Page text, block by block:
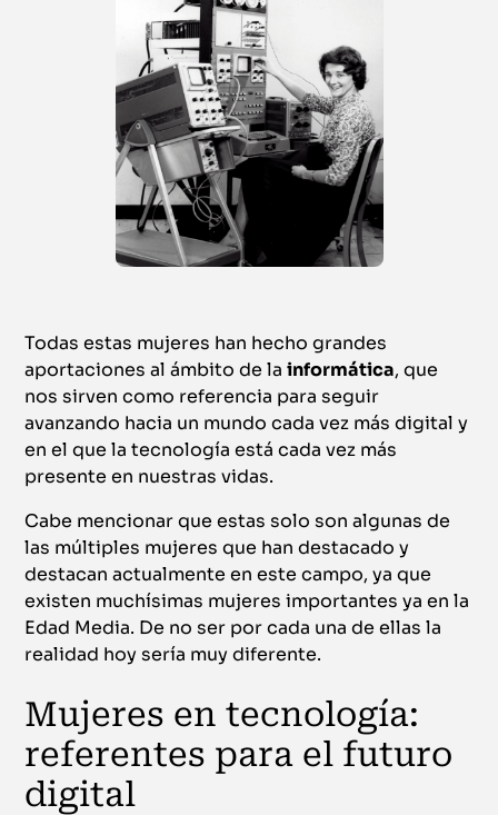
Todas estas mujeres han hecho grandes
aportaciones al ámbito de lainformática, que
nos sirven como referencia para seguir
avanzando hacia un mundo cada vez más digital y
en el que la tecnología está cada vez más
presente en nuestras vidas.
Cabe mencionar que estas solo son algunas de
las múltiples mujeres que han destacado y
destacan actualmente en este campo, ya que
existen muchísimas mujeres importantes ya en la
Edad Media. De no ser por cada una de ellas la
realidad hoy sería muy diferente.
Mujeres en tecnología:
referentes para el futuro
digital